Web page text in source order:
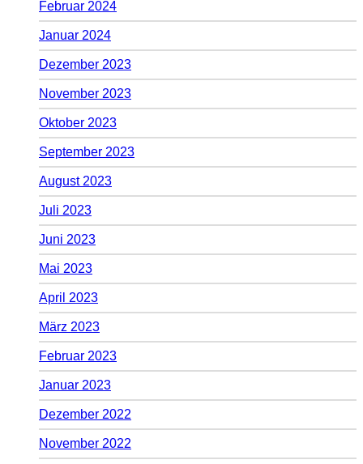
Februar 2024
Januar 2024
Dezember 2023
November 2023
Oktober 2023
September 2023
August 2023
Juli 2023
Juni 2023
Mai 2023
April 2023
März 2023
Februar 2023
Januar 2023
Dezember 2022
November 2022